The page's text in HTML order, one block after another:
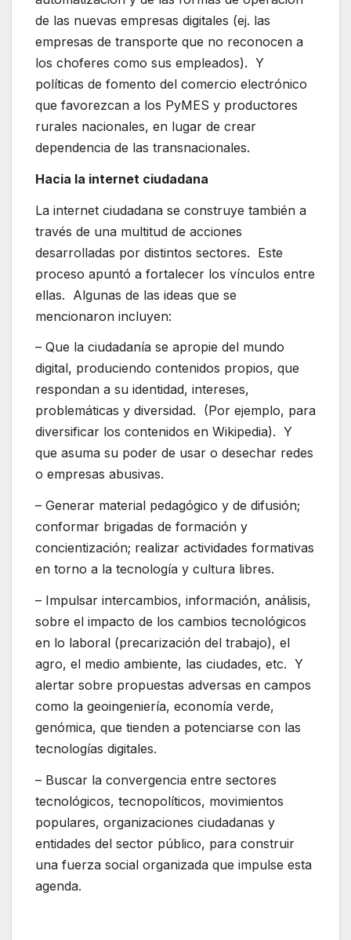
de las nuevas empresas digitales (ej. las
empresas de transporte que no reconocen a
los choferes como sus empleados). Y
políticas de fomento del comercio electrónico
que favorezcan a los PyMES y productores
rurales nacionales, en lugar de crear
dependencia de las transnacionales.
Hacia la internet ciudadana
La internet ciudadana se construye también a
través de una multitud de acciones
desarrolladas por distintos sectores. Este
proceso apuntó a fortalecer los vínculos entre
ellas. Algunas de las ideas que se
mencionaron incluyen:
– Que la ciudadanía se apropie del mundo
digital, produciendo contenidos propios, que
respondan a su identidad, intereses,
problemáticas y diversidad. (Por ejemplo, para
diversificar los contenidos en Wikipedia). Y
que asuma su poder de usar o desechar redes
o empresas abusivas.
– Generar material pedagógico y de difusión;
conformar brigadas de formación y
concientización; realizar actividades formativas
en torno a la tecnología y cultura libres.
– Impulsar intercambios, información, análisis,
sobre el impacto de los cambios tecnológicos
en lo laboral (precarización del trabajo), el
agro, el medio ambiente, las ciudades, etc. Y
alertar sobre propuestas adversas en campos
como la geoingeniería, economía verde,
genómica, que tienden a potenciarse con las
tecnologías digitales.
– Buscar la convergencia entre sectores
tecnológicos, tecnopolíticos, movimientos
populares, organizaciones ciudadanas y
entidades del sector público, para construir
una fuerza social organizada que impulse esta
agenda.